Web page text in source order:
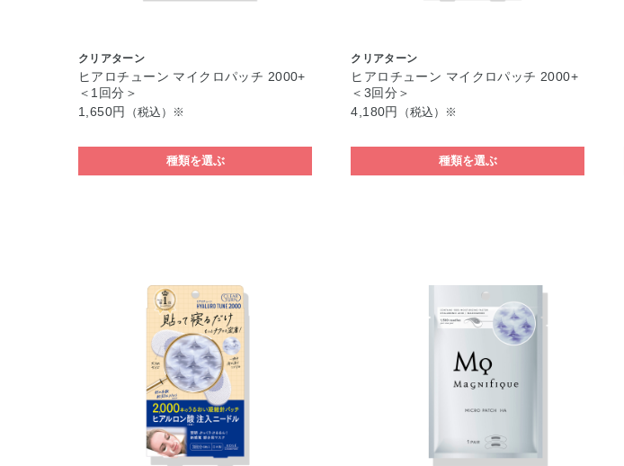
クリアターン
ヒアロチューン マイクロパッチ 2000+
＜1回分＞
1,650円
（税込）※
種類を選ぶ
クリアターン
ヒアロチューン マイクロパッチ 2000+
＜3回分＞
4,180円
（税込）※
種類を選ぶ